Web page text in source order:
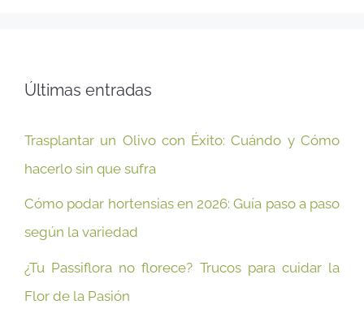
Últimas entradas
Trasplantar un Olivo con Éxito: Cuándo y Cómo
hacerlo sin que sufra
Cómo podar hortensias en 2026: Guía paso a paso
según la variedad
¿Tu Passiflora no florece? Trucos para cuidar la
Flor de la Pasión